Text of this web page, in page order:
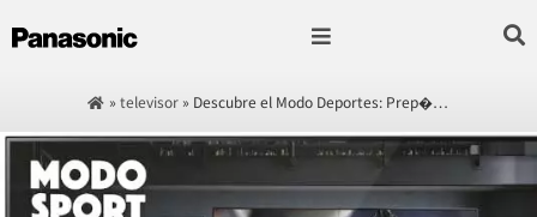
»televisor» Descubre el Modo Deportes: Prep�…